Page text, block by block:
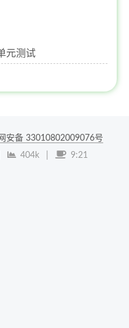
元测试
安备 33010802009076号
404k 9:21